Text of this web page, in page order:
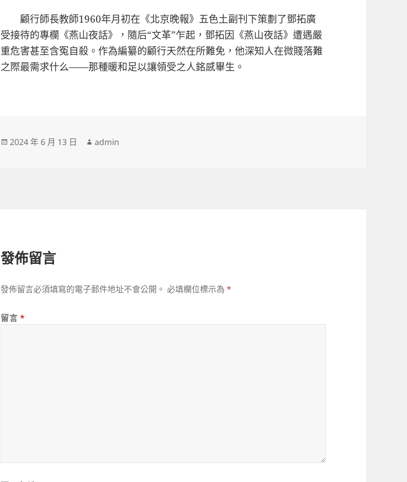
顧行師長教師1960年月初在《北京晚報》五色土副刊下策劃了鄧拓廣
受接待的專欄《燕山夜話》，隨后“文革”乍起，鄧拓因《燕山夜話》遭遇嚴
重危害甚至含冤自殺。作為編纂的顧行天然在所難免，他深知人在微賤落難
之際最需求什么——那種暖和足以讓領受之人銘感畢生。
發
2024 年 6 月 13 日
作
admin
發佈留言
發佈留言必須填寫的電子郵件地址不會公開。 必填欄位標示為*
留言*